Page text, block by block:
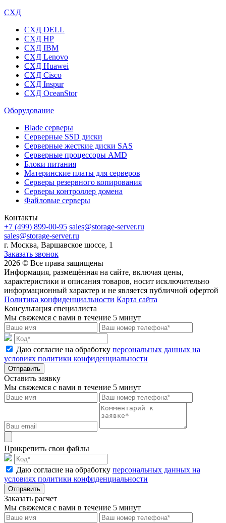
СХД
СХД DELL
СХД HP
СХД IBM
СХД Lenovo
СХД Huawei
СХД Cisco
СХД Inspur
СХД OceanStor
Оборудование
Blade серверы
Серверные SSD диски
Cерверные жесткие диски SAS
Серверные процессоры AMD
Блоки питания
Материнские платы для серверов
Серверы резервного копирования
Серверы контроллер домена
Файловые серверы
Контакты
+7 (499) 899-00-95 sales@storage-server.ru
sales@storage-server.ru
г. Москва, Варшавское шоссе, 1
Заказать звонок
2026 © Все права защищены
Информация, размещённая на сайте, включая цены,
характеристики и описания товаров, носит исключительно
информационный характер и не является публичной офертой
Политика конфиденциальности Карта сайта
Консультация специалиста
Мы свяжемся с вами в течение 5 минут
Даю согласие на обработку персональных данных на
условиях политики конфиденциальности
Отправить
Оставить заявку
Мы свяжемся с вами в течение 5 минут
Прикрепить свои файлы
Даю согласие на обработку персональных данных на
условиях политики конфиденциальности
Отправить
Заказать расчет
Мы свяжемся с вами в течение 5 минут